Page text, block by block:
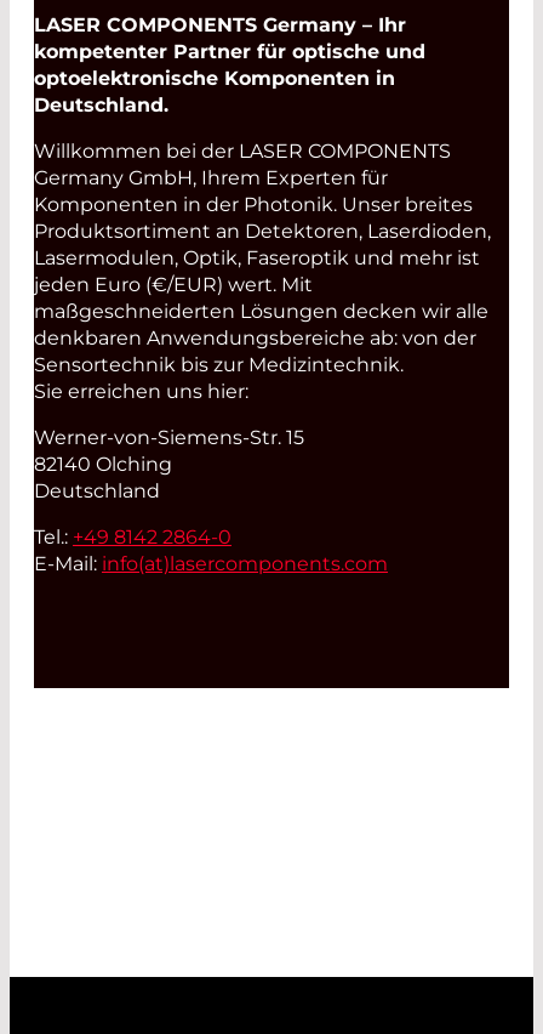
LASER COMPONENTS Germany – Ihr
kompetenter Partner für optische und
optoelektronische Komponenten in
Deutschland.
Willkommen bei der LASER COMPONENTS
Germany GmbH, Ihrem Experten für
Komponenten in der Photonik. Unser breites
Produktsortiment an Detektoren, Laserdioden,
Lasermodulen, Optik, Faseroptik und mehr ist
jeden Euro (€/EUR) wert. Mit
maßgeschneiderten Lösungen decken wir alle
denkbaren Anwendungsbereiche ab: von der
Sensortechnik bis zur Medizintechnik.
Sie erreichen uns hier:
Werner-von-Siemens-Str. 15
82140 Olching
Deutschland
Tel.: +49 8142 2864-0
E-Mail: info(at)lasercomponents.com